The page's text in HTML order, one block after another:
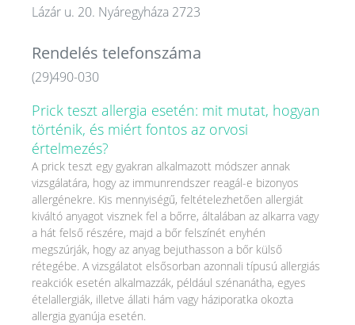
Lázár u. 20. Nyáregyháza 2723
Rendelés telefonszáma
(29)490-030
Prick teszt allergia esetén: mit mutat, hogyan
történik, és miért fontos az orvosi
értelmezés?
A prick teszt egy gyakran alkalmazott módszer annak
vizsgálatára, hogy az immunrendszer reagál-e bizonyos
allergénekre. Kis mennyiségű, feltételezhetően allergiát
kiváltó anyagot visznek fel a bőrre, általában az alkarra vagy
a hát felső részére, majd a bőr felszínét enyhén
megszúrják, hogy az anyag bejuthasson a bőr külső
rétegébe. A vizsgálatot elsősorban azonnali típusú allergiás
reakciók esetén alkalmazzák, például szénanátha, egyes
ételallergiák, illetve állati hám vagy háziporatka okozta
allergia gyanúja esetén.